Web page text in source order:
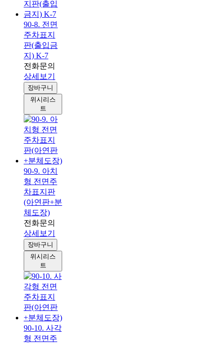
90-8. 전면
주차표지
판(출입금
지) K-7
전화문의
상세보기
장바구니
위시리스
트
90-9. 아치
형 전면주
차표지판
(아연판+분
체도장)
전화문의
상세보기
장바구니
위시리스
트
90-10. 사각
형 전면주